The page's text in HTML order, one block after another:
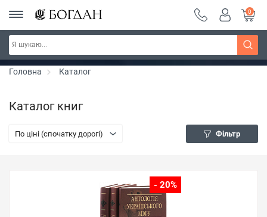
РОЗПРОДАЖ ~ 150 грн ~ 200 грн ~ 250 грн ~
300 грн ~ РОЗПРОДАЖ
Дізнатись більше
0
Головна Каталог
Каталог книг
По ціні (спочатку дорогі) Фільтр
- 20%